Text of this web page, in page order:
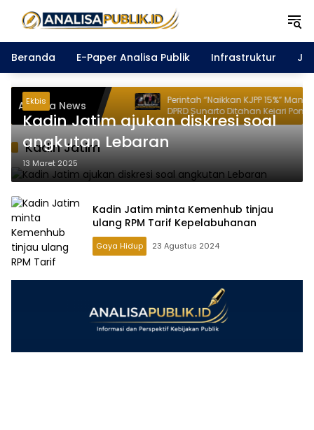
Beranda
E-Paper Analisa Publik Infrastruktur
Analisa News
Gelar Aksi
Perintah “Naikkan KJPP 15%” Mantan ketua
DPRD Sunarto Ditahan Kejari Ponorogo.
Kadin Jatim
Ekbis
Kadin Jatim ajukan diskresi soal
angkutan Lebaran
13 Maret 2025
Kadin Jatim minta Kemenhub tinjau
ulang RPM Tarif Kepelabuhanan
Gaya Hidup 23 Agustus 2024